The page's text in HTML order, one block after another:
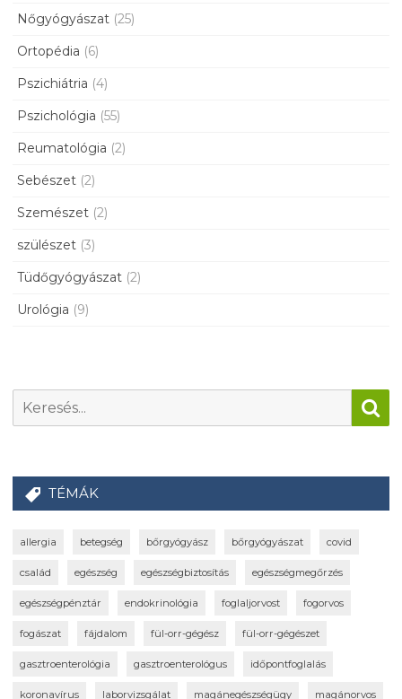
Nőgyógyászat (25)
Ortopédia (6)
Pszichiátria (4)
Pszichológia (55)
Reumatológia (2)
Sebészet (2)
Szemészet (2)
szülészet (3)
Tüdőgyógyászat (2)
Urológia (9)
TÉMÁK
allergia betegség bőrgyógyász bőrgyógyászat covid
család egészség egészségbiztosítás egészségmegőrzés
egészségpénztár endokrinológia foglaljorvost fogorvos
fogászat fájdalom fül-orr-gégész fül-orr-gégészet
gasztroenterológia gasztroenterológus időpontfoglalás
koronavírus laborvizsgálat magánegészségügy magánorvos